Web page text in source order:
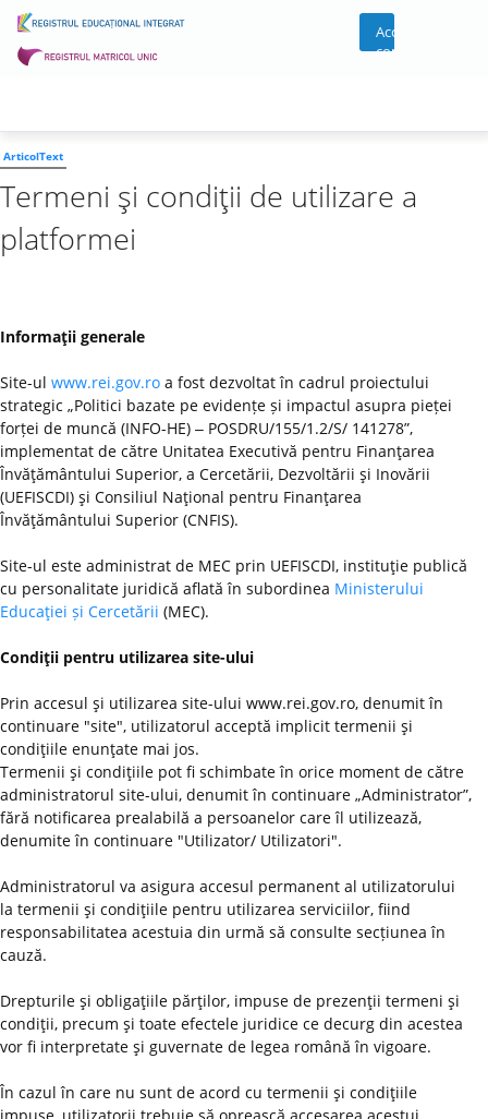
Acces
cont
ArticolText
Termeni şi condiţii de utilizare a
platformei
Informaţii generale
Site-ul www.rei.gov.ro a fost dezvoltat în cadrul proiectului
strategic „Politici bazate pe evidențe și impactul asupra pieței
forței de muncă (INFO-HE) ‒ POSDRU/155/1.2/S/ 141278”,
implementat de către Unitatea Executivă pentru Finanţarea
Învăţământului Superior, a Cercetării, Dezvoltării şi Inovării
(UEFISCDI) şi Consiliul Naţional pentru Finanţarea
Învăţământului Superior (CNFIS).
Site-ul este administrat de MEC prin UEFISCDI, instituţie publică
cu personalitate juridică aflată în subordinea Ministerului
Educaţiei și Cercetării (MEC).
Condiţii pentru utilizarea site-ului
Prin accesul şi utilizarea site-ului www.rei.gov.ro, denumit în
continuare "site", utilizatorul acceptă implicit termenii şi
condiţiile enunţate mai jos.
Termenii şi condiţiile pot fi schimbate în orice moment de către
administratorul site-ului, denumit în continuare „Administrator”,
fără notificarea prealabilă a persoanelor care îl utilizează,
denumite în continuare "Utilizator/ Utilizatori".
Administratorul va asigura accesul permanent al utilizatorului
la termenii şi condiţiile pentru utilizarea serviciilor, fiind
responsabilitatea acestuia din urmă să consulte secțiunea în
cauză.
Drepturile şi obligaţiile părţilor, impuse de prezenţii termeni şi
condiţii, precum şi toate efectele juridice ce decurg din acestea
vor fi interpretate şi guvernate de legea română în vigoare.
În cazul în care nu sunt de acord cu termenii şi condiţiile